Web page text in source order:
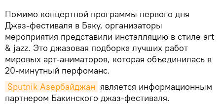
Помимо концертной программы первого дня
Джаз-фестиваля в Баку, организаторы
мероприятия представили инсталляцию в стиле art
& jazz. Это джазовая подборка лучших работ
мировых арт-аниматоров, которая объединилась в
20-минутный перфоманс.
Sputnik Азербайджан является информационным
партнером Бакинского джаз-фестиваля.